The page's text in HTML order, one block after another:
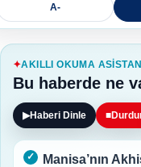
A-
AKILLI OKUMA
Bu haberde ne
▶Haberi Dinle ■
Manisa’nın